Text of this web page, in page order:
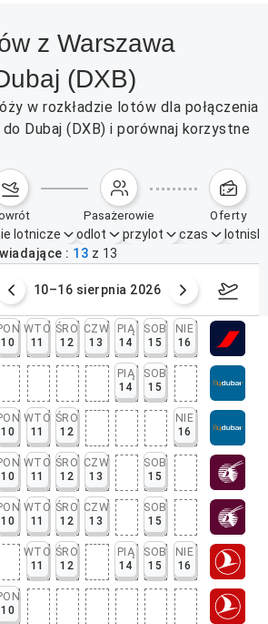
z Warszawa
(DXB)
w rozkładzie lotów dla połączenia
do Dubaj (DXB) i porównaj korzystne
pasażerowie oferty
lotnicze odlot przylot czas
13 z 13
10–16 sierpnia 2026
10
WTO
11
ŚRO
12
CZW
13
PIĄ
14
SOB
15
NIE
16
PIĄ
14
SOB
15
10
WTO
11
ŚRO
12
NIE
16
10
WTO
11
ŚRO
12
CZW
13
SOB
15
10
WTO
11
ŚRO
12
CZW
13
SOB
15
WTO
11
ŚRO
12
PIĄ
14
SOB
15
NIE
16
10